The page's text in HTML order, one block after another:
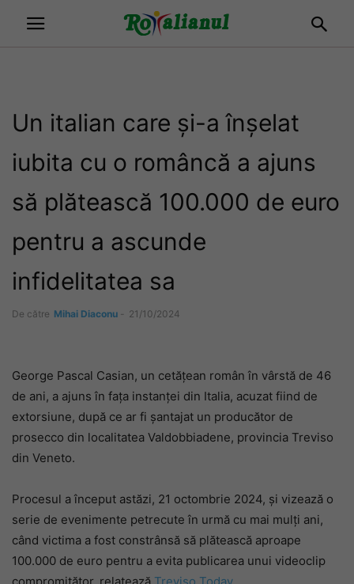
Un italian care și-a înșelat
iubita cu o româncă a ajuns
să plătească 100.000 de euro
pentru a ascunde
infidelitatea sa
De către Mihai Diaconu - 21/10/2024
George Pascal Casian, un cetățean român în vârstă de 46
de ani, a ajuns în fața instanței din Italia, acuzat fiind de
extorsiune, după ce ar fi șantajat un producător de
prosecco din localitatea Valdobbiadene, provincia Treviso
din Veneto.
Procesul a început astăzi, 21 octombrie 2024, și vizează o
serie de evenimente petrecute în urmă cu mai mulți ani,
când victima a fost constrânsă să plătească aproape
100.000 de euro pentru a evita publicarea unui videoclip